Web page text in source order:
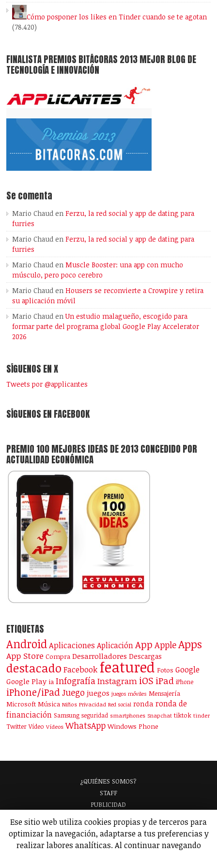
Cómo posponer los likes en Tinder cuando se te agotan
(78.420)
FINALISTA PREMIOS BITÁCORAS 2013 MEJOR BLOG DE
TECNOLOGÍA E INNOVACIÓN
Se comenta
Mario Chaud enFerzu, la red social y app de dating para
furries
Mario Chaud enFerzu, la red social y app de dating para
furries
Mario Chaud enMuscle Booster: una app con mucho
músculo, pero poco cerebro
Mario Chaud enHousers se reconvierte a Crowpire y retira
su aplicación móvil
Mario Chaud enUn estudio malagueño, escogido para
formar parte del programa global Google Play Accelerator
2026
SÍGUENOS EN X
Tweets por @applicantes
SÍGUENOS EN FACEBOOK
PREMIO 100 MEJORES IDEAS DE 2013 CONCEDIDO POR
ACTUALIDAD ECONÓMICA
ETIQUETAS
Android Aplicaciones Aplicación App AppleApps
App Store Compra Desarrolladores Descargas
destacado Facebook featured Fotos Google
Google Play ia InfografíaInstagram iOS iPad iPhone
iPhone/iPad Juego juegos juegos móviles Mensajería
Microsoft Música Niños Privacidad Red social ronda ronda de
financiación Samsung seguridad smartphones Snapchat tiktok tinder
Twitter Vídeo Vídeos WhatsApp Windows Phone
¿QUIÉNES SOMOS?
STAFF
PUBLICIDAD
ANALIZAMOS TU APP
GLOSARIO
POLÍTICA DE PRIVACIDAD
AVISO LEGAL
Ese sitio web utiliza cookies propias y de terceros para
optimizar la navegación, adaptarse a tus preferencias y
realizar labores analíticas. Al continuar navegando